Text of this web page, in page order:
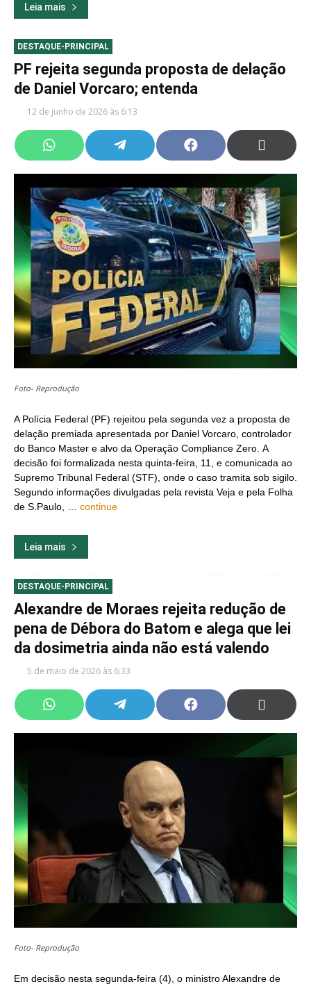
Leia mais
DESTAQUE-PRINCIPAL
PF rejeita segunda proposta de delação
de Daniel Vorcaro; entenda
12 de junho de 2026 às 6:13
Share
on
Share
on
Share
on
Share
on
(Twitter)
Foto- Reprodução
A Polícia Federal (PF) rejeitou pela segunda vez a proposta de
delação premiada apresentada por Daniel Vorcaro, controlador
do Banco Master e alvo da Operação Compliance Zero. A
decisão foi formalizada nesta quinta-feira, 11, e comunicada ao
Supremo Tribunal Federal (STF), onde o caso tramita sob sigilo.
Segundo informações divulgadas pela revista Veja e pela Folha
de S.Paulo, … continue
Leia mais
DESTAQUE-PRINCIPAL
Alexandre de Moraes rejeita redução de
pena de Débora do Batom e alega que lei
da dosimetria ainda não está valendo
5 de maio de 2026 às 6:33
Share
on
Share
on
Share
on
Share
on
(Twitter)
Foto- Reprodução
Em decisão nesta segunda-feira (4), o ministro Alexandre de